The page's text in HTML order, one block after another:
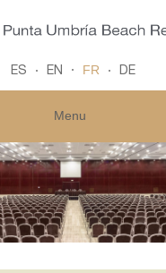
ES EN FR DE
Menu